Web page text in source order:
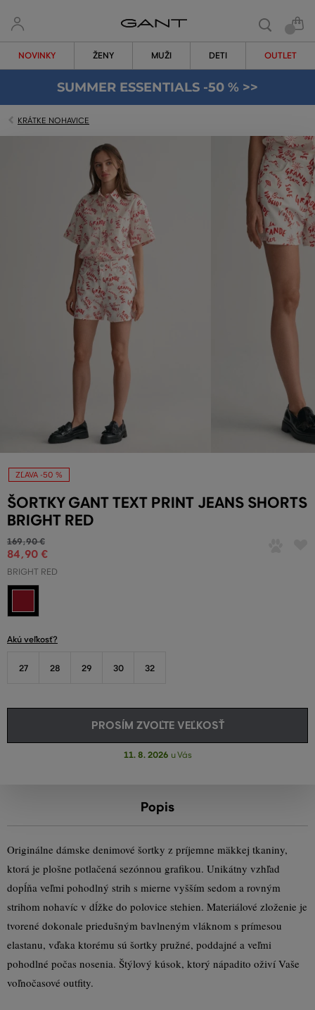
NOVINKY ŽENY MUŽI DETI OUTLET
SUMMER ESSENTIALS -50 % >>
KRÁTKE NOHAVICE
ZĽAVA -50 %
ŠORTKY GANT TEXT PRINT JEANS SHORTS
BRIGHT RED
169,90 €
84,90 €
BRIGHT RED
Akú veľkosť?
27 28 29 30 32
PROSÍM ZVOĽTE VEĽKOSŤ
11. 8. 2026 u Vás
Popis
Originálne dámske denimové šortky z príjemne mäkkej tkaniny,
ktorá je plošne potlačená sezónnou grafikou. Unikátny vzhľad
dopĺňa veľmi pohodlný strih s mierne vyšším sedom a rovným
strihom nohavíc v dĺžke do polovice stehien. Materiálové zloženie je
tvorené dokonale priedušným bavlneným vláknom s prímesou
elastanu, vďaka ktorému sú šortky pružné, poddajné a veľmi
pohodlné počas nosenia. Štýlový kúsok, ktorý nápadito oživí Vaše
voľnočasové outfity.